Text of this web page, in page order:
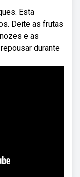
Esta
Deite as frutas
e as
durante